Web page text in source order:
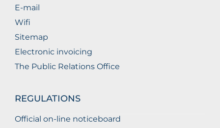
E-mail
Wifi
Sitemap
Electronic invoicing
The Public Relations Office
REGULATIONS
Official on-line noticeboard